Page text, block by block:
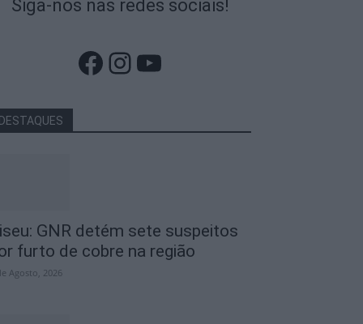
Siga-nos nas redes sociais!
Facebook
Instagram
YouTube
DESTAQUES
GNR detém sete suspeitos
furto de cobre na região
Agosto, 2026